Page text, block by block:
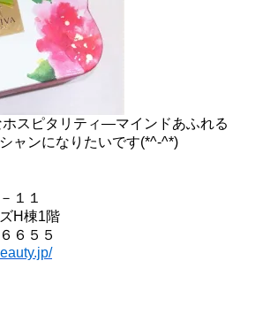
スピタリティ―マインドあふれる
ャンになりたいです(*^-^*)
１１
H棟1階
６５５